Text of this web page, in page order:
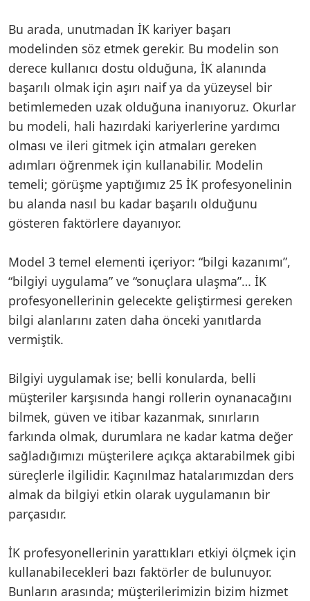
Bu arada, unutmadan İK kariyer başarı
modelinden söz etmek gerekir. Bu modelin son
derece kullanıcı dostu olduğuna, İK alanında
başarılı olmak için aşırı naif ya da yüzeysel bir
betimlemeden uzak olduğuna inanıyoruz. Okurlar
bu modeli, hali hazırdaki kariyerlerine yardımcı
olması ve ileri gitmek için atmaları gereken
adımları öğrenmek için kullanabilir. Modelin
temeli; görüşme yaptığımız 25 İK profesyonelinin
bu alanda nasıl bu kadar başarılı olduğunu
gösteren faktörlere dayanıyor.
Model 3 temel elementi içeriyor: “bilgi kazanımı”,
“bilgiyi uygulama” ve “sonuçlara ulaşma”… İK
profesyonellerinin gelecekte geliştirmesi gereken
bilgi alanlarını zaten daha önceki yanıtlarda
vermiştik.
Bilgiyi uygulamak ise; belli konularda, belli
müşteriler karşısında hangi rollerin oynanacağını
bilmek, güven ve itibar kazanmak, sınırların
farkında olmak, durumlara ne kadar katma değer
sağladığımızı müşterilere açıkça aktarabilmek gibi
süreçlerle ilgilidir. Kaçınılmaz hatalarımızdan ders
almak da bilgiyi etkin olarak uygulamanın bir
parçasıdır.
İK profesyonellerinin yarattıkları etkiyi ölçmek için
kullanabilecekleri bazı faktörler de bulunuyor.
Bunların arasında; müşterilerimizin bizim hizmet